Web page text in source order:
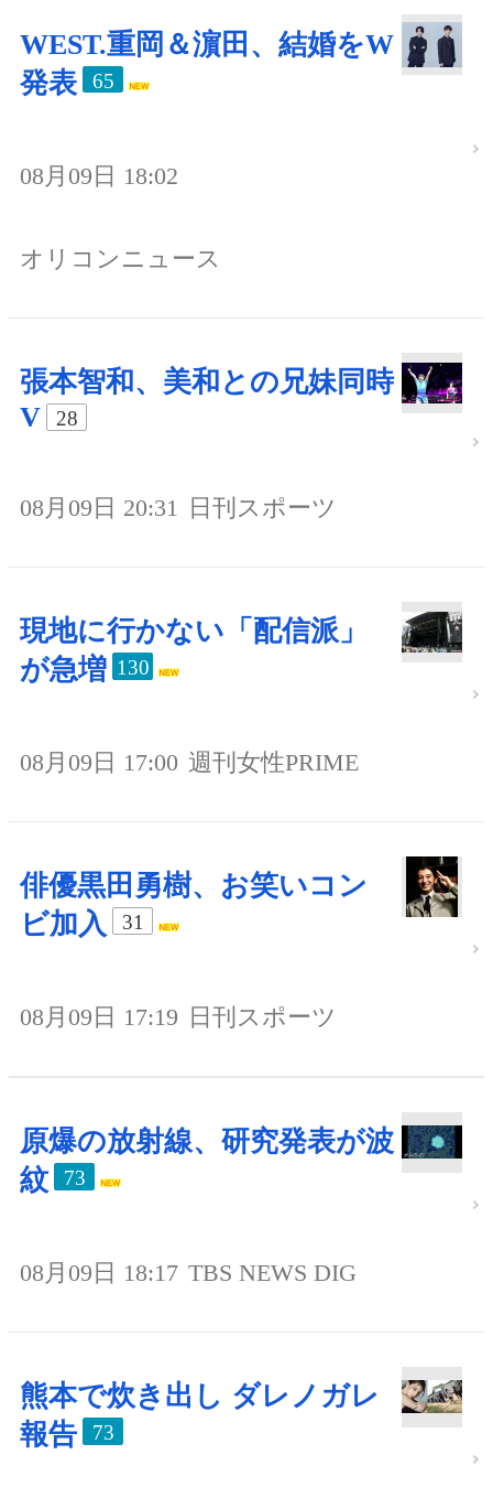
WEST.重岡＆濵田、結婚をW
発表
65
08月09日 18:02
オリコンニュース
張本智和、美和との兄妹同時
V
28
08月09日 20:31 日刊スポーツ
現地に行かない「配信派」
が急増 130
08月09日 17:00 週刊女性PRIME
俳優黒田勇樹、お笑いコン
ビ加入
31
08月09日 17:19 日刊スポーツ
原爆の放射線、研究発表が波
紋
73
08月09日 18:17 TBS NEWS DIG
熊本で炊き出し ダレノガレ
報告
73